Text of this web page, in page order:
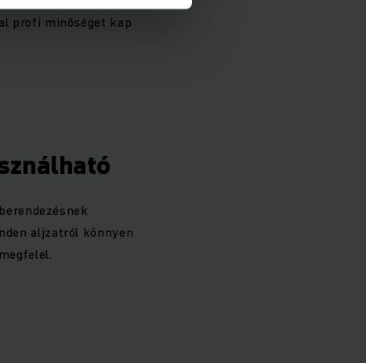
profi minőséget kap
aljzatról könnyen